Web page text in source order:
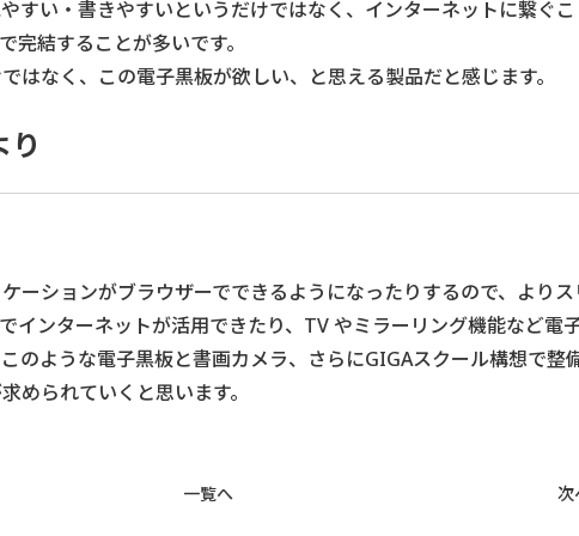
すい・書きやすいというだけではなく、インターネットに繋ぐ
完結することが多いです。
はなく、この電子黒板が欲しい、と思える製品だと感じます。
り
ーションがブラウザーでできるようになったりするので、より
インターネットが活用できたり、TV やミラーリング機能など電
のような電子黒板と書画カメラ、さらにGIGAスクール構想で整
められていくと思います。
一覧へ 次